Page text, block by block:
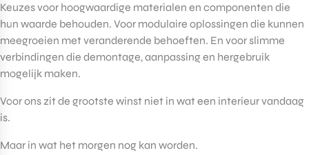
Keuzes voor hoogwaardige materialen en componenten die
hun waarde behouden. Voor modulaire oplossingen die kunnen
meegroeien met veranderende behoeften. En voor slimme
verbindingen die demontage, aanpassing en hergebruik
mogelijk maken.
Voor ons zit de grootste winst niet in wat een interieur vandaag
is.
Maar in wat het morgen nog kan worden.